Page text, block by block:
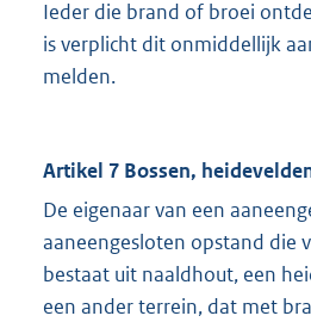
Ieder die brand of broei
is verplicht dit onmiddellijk
melden.
Artikel 7 Bossen,
De eigenaar van een
aaneengesloten opstand die
bestaat uit naaldhout, een
een ander terrein, dat met